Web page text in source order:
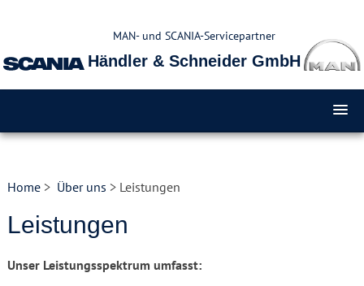
MAN- und SCANIA-Servicepartner
Händler & Schneider GmbH
Home> Über uns > Leistungen
Leistungen
Unser Leistungsspektrum umfasst: